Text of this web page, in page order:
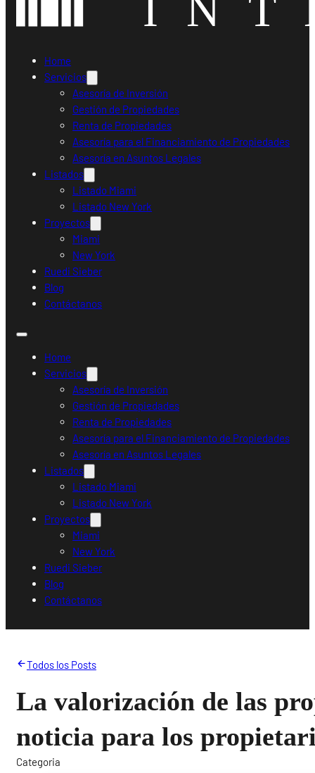
Home
Servicios
Asesoría de Inversión
Gestión de Propiedades
Renta de Propiedades
Asesoría para el Financiamiento de Propiedades
Asesoría en Asuntos Legales
Listados
Listado Miami
Listado New York
Proyectos
Miami
New York
Ruedi Sieber
Blog
Contáctanos
Home
Servicios
Asesoría de Inversión
Gestión de Propiedades
Renta de Propiedades
Asesoría para el Financiamiento de Propiedades
Asesoría en Asuntos Legales
Listados
Listado Miami
Listado New York
Proyectos
Miami
New York
Ruedi Sieber
Blog
Contáctanos
Todos los Posts
La valorización de las
noticia para los
Categoria